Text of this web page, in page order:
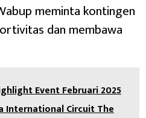
meminta kontingen
dan membawa
Event Februari 2025
International Circuit The